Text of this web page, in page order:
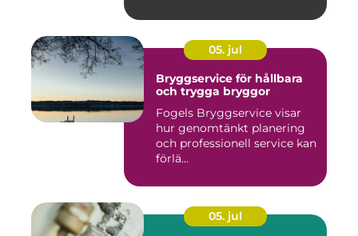
05. jul
Bryggservice för hållbara
och trygga bryggor
Fogels Bryggservice visar
hur genomtänkt planering
och professionell service kan
förlä...
05. jul